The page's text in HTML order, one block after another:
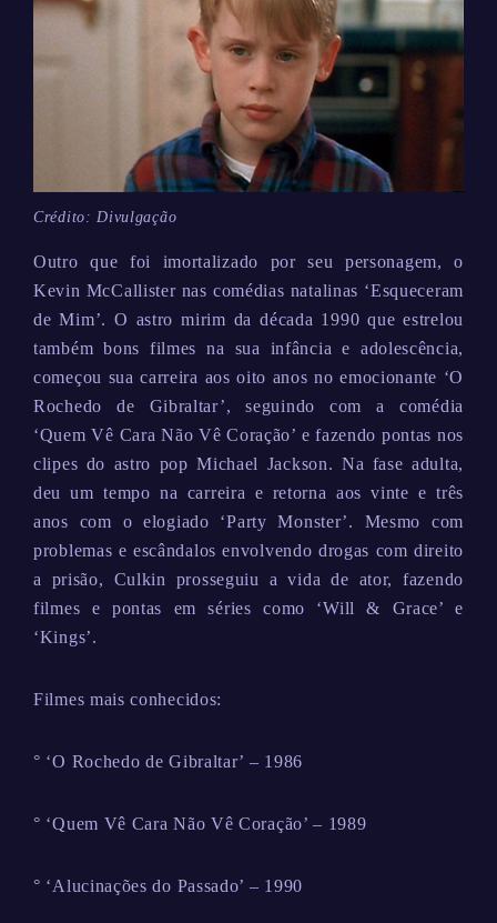
Crédito: Divulgação
Outro que foi imortalizado por seu personagem, o
Kevin McCallister nas comédias natalinas ‘Esqueceram
de Mim’. O astro mirim da década 1990 que estrelou
também bons filmes na sua infância e adolescência,
começou sua carreira aos oito anos no emocionante ‘O
Rochedo de Gibraltar’, seguindo com a comédia
‘Quem Vê Cara Não Vê Coração’ e fazendo pontas nos
clipes do astro pop Michael Jackson. Na fase adulta,
deu um tempo na carreira e retorna aos vinte e três
anos com o elogiado ‘Party Monster’. Mesmo com
problemas e escândalos envolvendo drogas com direito
a prisão, Culkin prosseguiu a vida de ator, fazendo
filmes e pontas em séries como ‘Will & Grace’ e
‘Kings’.
Filmes mais conhecidos:
° ‘O Rochedo de Gibraltar’ – 1986
° ‘Quem Vê Cara Não Vê Coração’ – 1989
° ‘Alucinações do Passado’ – 1990